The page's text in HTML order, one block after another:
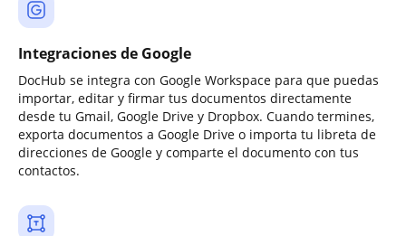
Integraciones de Google
DocHub se integra con Google Workspace para que puedas
importar, editar y firmar tus documentos directamente
desde tu Gmail, Google Drive y Dropbox. Cuando termines,
exporta documentos a Google Drive o importa tu libreta de
direcciones de Google y comparte el documento con tus
contactos.